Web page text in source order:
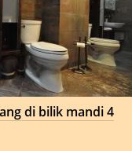
di bilik mandi 4